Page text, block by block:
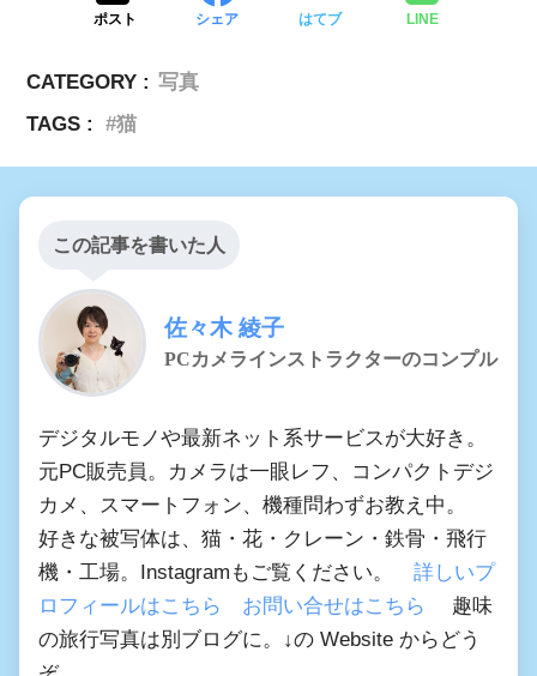
ポスト シェア はてブ LINE
CATEGORY : 写真
TAGS :
猫
この記事を書いた人
佐々木 綾子
PCカメラインストラクターのコンプル
デジタルモノや最新ネット系サービスが大好き。
元PC販売員。カメラは一眼レフ、コンパクトデジ
カメ、スマートフォン、機種問わずお教え中。
好きな被写体は、猫・花・クレーン・鉄骨・飛行
機・工場。Instagramもご覧ください。 詳しいプ
ロフィールはこちら
お問い合せはこちら
趣味
の旅行写真は別ブログに。↓の Website からどう